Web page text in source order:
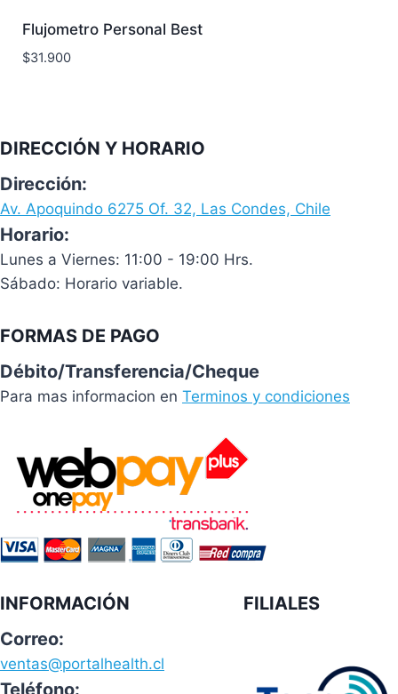
Flujometro Personal Best
$31.900
DIRECCIÓN Y HORARIO
Dirección:
Av. Apoquindo 6275 Of. 32, Las Condes, Chile
Horario:
Lunes a Viernes: 11:00 - 19:00 Hrs.
Sábado: Horario variable.
FORMAS DE PAGO
Débito/Transferencia/Cheque
Para mas informacion en Terminos y condiciones
INFORMACIÓN
Correo:
ventas@portalhealth.cl
FILIALES